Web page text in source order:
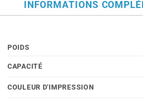
INFORMATIONS
POIDS
CAPACITÉ
COULEUR D'IMPRESSION